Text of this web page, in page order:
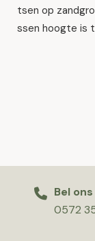
tsen op
ssen hoogte is
Bel ons
0572 35